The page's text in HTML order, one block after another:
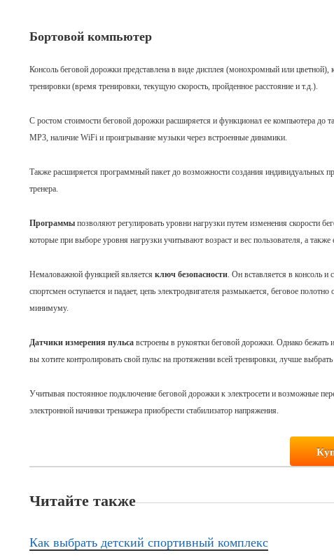
Бортовой компьютер
Консоль беговой дорожки представлена в виде дисплея (монохромный или
тренировки (время тренировки, текущую скорость, пройденное расстояние и т.д.).
С ростом стоимости беговой дорожки расширяется и функционал ее компьютера до
MP3, наличие WiFi и проигрывание музыки через встроенные динамики.
Также расширяется программный пакет до возможности создания индивидуальных
тренера.
Программы позволяют регулировать уровни нагрузки путем изменения скорости
которые при выборе уровня нагрузки учитывают возраст и вес пользователя, а
Немаловажной функцией является ключ безопасности. Он вставляется в консоль
спортсмен оступается и падает, цепь электродвигателя размыкается, беговое
минимуму.
Датчики измерения пульса встроены в рукоятки беговой дорожки. Однако бежать
вы хотите контролировать свой пульс на протяжении всей тренировки, лучше
Учитывая постоянное подключение беговой дорожки к электросети и возможные
электронной начинки тренажера приобрести стабилизатор напряжения.
Читайте также
Как выбрать детский спортивный комплекс